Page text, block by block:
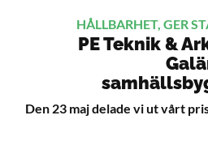
HÅLLBARHET, GER
PE Teknik &
Den 23 maj delade vi ut vårt